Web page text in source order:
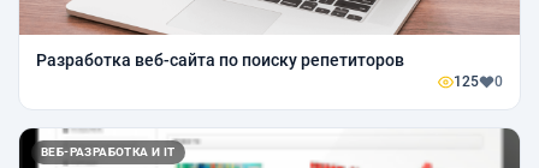
Разработка веб-сайта по поиску репетиторов
125 0
ВЕБ-РАЗРАБОТКА И IT